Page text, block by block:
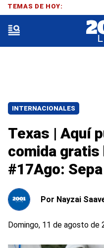
INTERNACIONALES
Texas | Aquí
comida gratis
#17Ago:
Por Nayzai
Domingo, 11 de agosto de
TEMAS DE HOY: